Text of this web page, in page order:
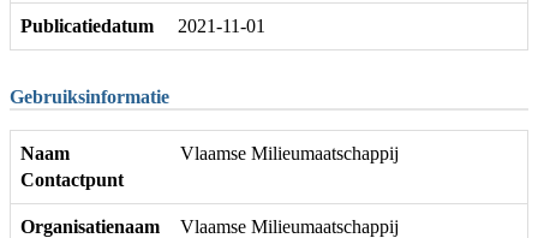
Publicatiedatum 2021-11-01
Gebruiksinformatie
Naam
Contactpunt
Vlaamse Milieumaatschappij
Organisatienaam Vlaamse Milieumaatschappij